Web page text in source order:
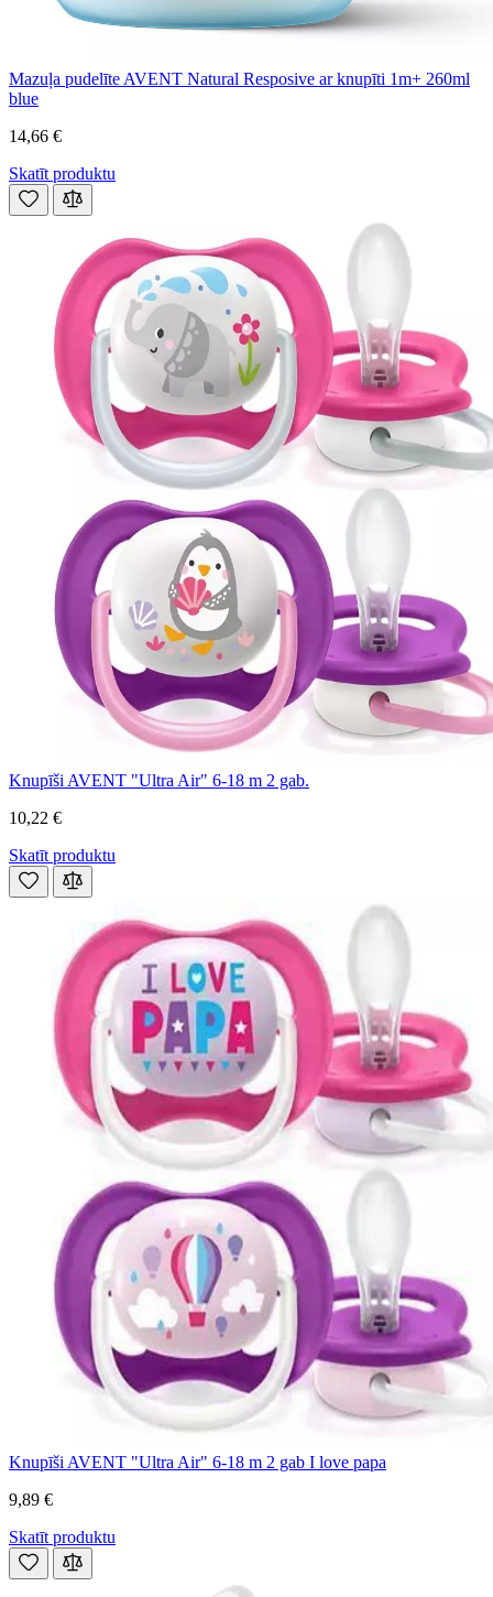
Mazuļa pudelīte AVENT Natural Resposive ar knupīti 1m+ 260ml
blue
14,66 €
Skatīt produktu
Knupīši AVENT "Ultra Air" 6-18 m 2 gab.
10,22 €
Skatīt produktu
Knupīši AVENT "Ultra Air" 6-18 m 2 gab I love papa
9,89 €
Skatīt produktu